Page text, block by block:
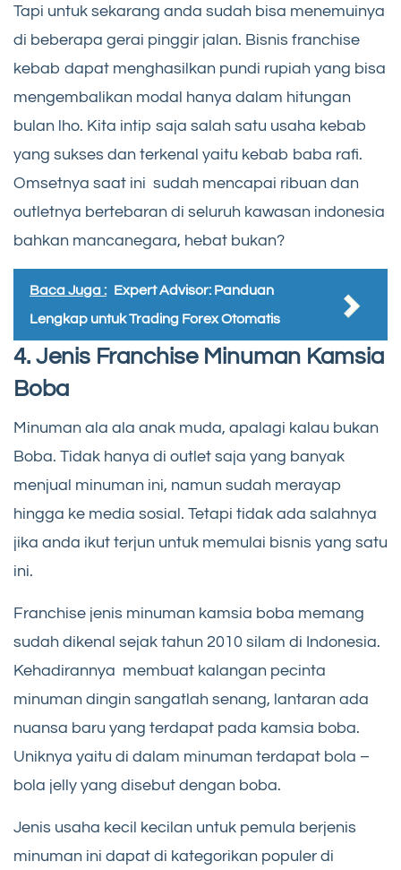
Tapi untuk sekarang anda sudah bisa menemuinya
di beberapa gerai pinggir jalan. Bisnis franchise
kebab dapat menghasilkan pundi rupiah yang bisa
mengembalikan modal hanya dalam hitungan
bulan lho. Kita intip saja salah satu usaha kebab
yang sukses dan terkenal yaitu kebab baba rafi.
Omsetnya saat ini sudah mencapai ribuan dan
outletnya bertebaran di seluruh kawasan indonesia
bahkan mancanegara, hebat bukan?
Baca Juga : Expert Advisor: Panduan
Lengkap untuk Trading Forex Otomatis
4. Jenis Franchise Minuman Kamsia
Boba
Minuman ala ala anak muda, apalagi kalau bukan
Boba. Tidak hanya di outlet saja yang banyak
menjual minuman ini, namun sudah merayap
hingga ke media sosial. Tetapi tidak ada salahnya
jika anda ikut terjun untuk memulai bisnis yang satu
ini.
Franchise jenis minuman kamsia boba memang
sudah dikenal sejak tahun 2010 silam di Indonesia.
Kehadirannya membuat kalangan pecinta
minuman dingin sangatlah senang, lantaran ada
nuansa baru yang terdapat pada kamsia boba.
Uniknya yaitu di dalam minuman terdapat bola –
bola jelly yang disebut dengan boba.
Jenis usaha kecil kecilan untuk pemula berjenis
minuman ini dapat di kategorikan populer di